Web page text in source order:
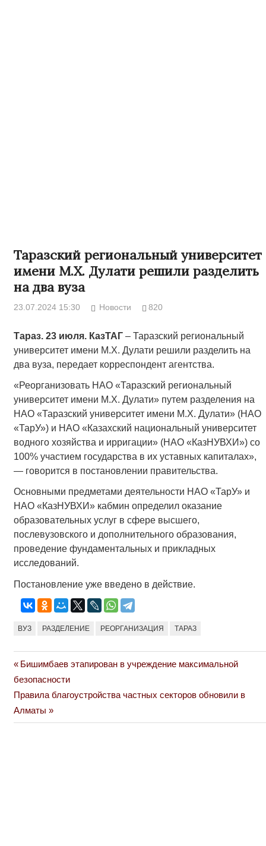
Таразский региональный университет
имени М.Х. Дулати решили разделить
на два вуза
23.07.2024 15:30 Новости 820
Тараз. 23 июля. КазТАГ– Таразский региональный
университет имени М.Х. Дулати решили разделить на
два вуза, передает корреспондент агентства.
«Реорганизовать НАО «Таразский региональный
университет имени М.Х. Дулати» путем разделения на
НАО «Таразский университет имени М.Х. Дулати» (НАО
«ТарУ») и НАО «Казахский национальный университет
водного хозяйства и ирригации» (НАО «КазНУВХИ») со
100% участием государства в их уставных капиталах»,
— говорится в постановлении правительства.
Основными предметами деятельности НАО «ТарУ» и
НАО «КазНУВХИ» кабмин определил оказание
образовательных услуг в сфере высшего,
послевузовского и дополнительного образования,
проведение фундаментальных и прикладных
исследований.
Постановление уже введено в действие.
ВУЗ РАЗДЕЛЕНИЕ РЕОРГАНИЗАЦИЯ ТАРАЗ
Навигация
по
записям
Previous
Post:
Бишимбаев этапирован в учреждение максимальной
безопасности
Next
Post:
Правила благоустройства частных секторов обновили в
Алматы